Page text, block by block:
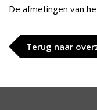
De afmetingen van
Terug naar